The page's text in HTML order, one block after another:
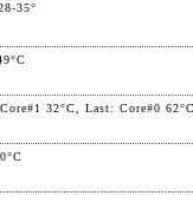
35°
32°C, Last: Core#0